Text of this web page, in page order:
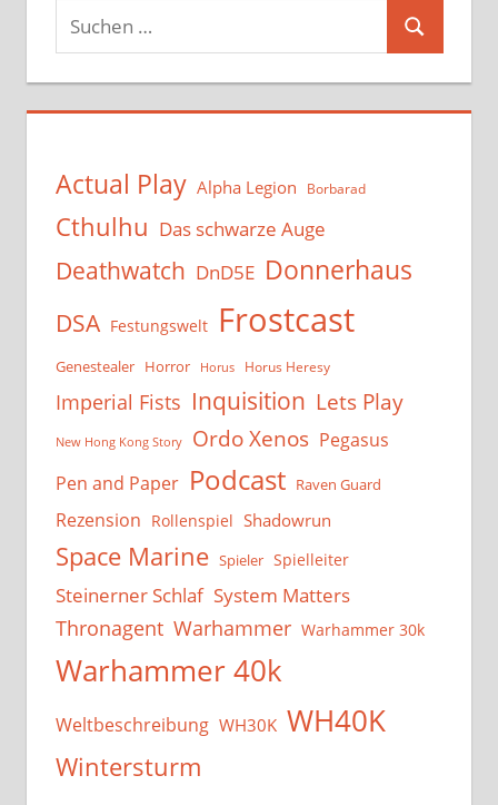
Suchen
nach:
Suchen
Actual Play Alpha Legion Borbarad
Cthulhu Das schwarze Auge
Deathwatch DnD5E Donnerhaus
DSA Festungswelt Frostcast
Genestealer Horror Horus Horus Heresy
Imperial Fists Inquisition Lets Play
New Hong Kong Story Ordo Xenos Pegasus
Pen and Paper Podcast Raven Guard
Rezension Rollenspiel Shadowrun
Space Marine Spieler Spielleiter
Steinerner Schlaf System Matters
Thronagent Warhammer Warhammer 30k
Warhammer 40k
Weltbeschreibung WH30K WH40K
Wintersturm